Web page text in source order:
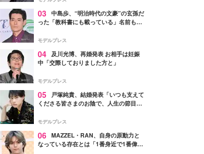
03 中島歩、“明治時代の文豪”の玄孫だ
った「教科書にも載っている」名前も先
モデルプレス
04 及川光博、再婚発表 お相手は妊娠
中「交際しておりました方と」
モデルプレス
05
戸塚純貴、結婚発表「いつも支えて
くださる皆さまのお陰で、人生の節目を
す」【全文】
モデルプレス
06 MAZZEL・RAN、自身の原動力と
なっている存在とは「1番身近で1番偉大